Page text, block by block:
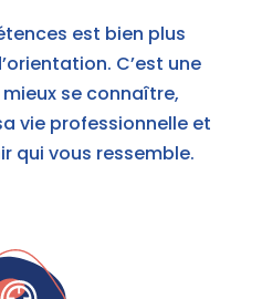
est bien plus
C’est une
se connaître,
vie professionnelle et
qui vous ressemble.